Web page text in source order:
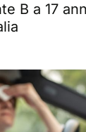
B a 17